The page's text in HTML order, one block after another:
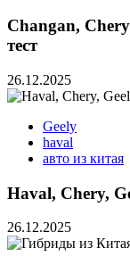
Changan,
тест
26.12.2025
Geely
haval
авто из китая
Haval, Chery,
26.12.2025